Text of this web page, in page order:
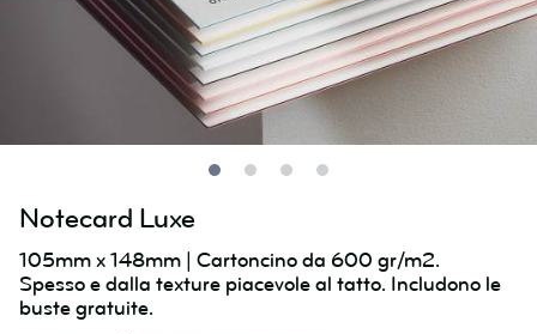
Notecard Luxe
105mm x 148mm | Cartoncino da 600 gr/m2.
Spesso e dalla texture piacevole al tatto. Includono le
buste gratuite.